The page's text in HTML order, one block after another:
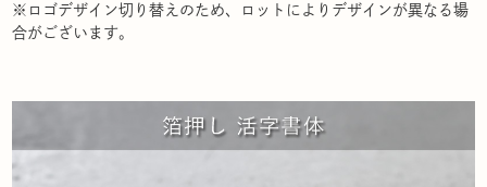
※ロゴデザイン切り替えのため、ロットによりデザインが異なる場
合がございます。